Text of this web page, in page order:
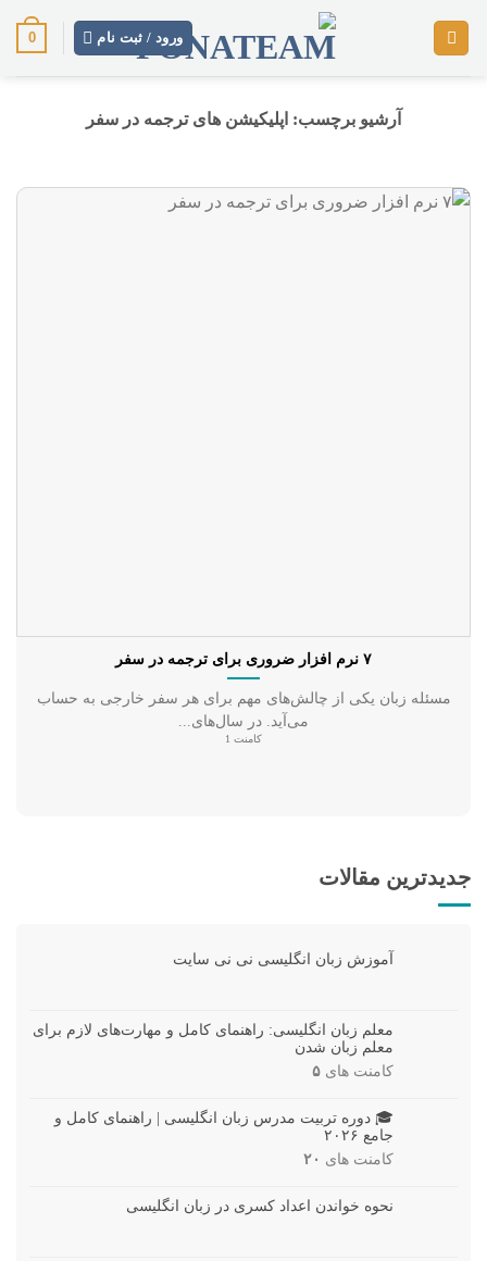
ورود / ثبت نام 0
آرشیو برچسب: اپلیکیشن های ترجمه در سفر
جدیدترین مقالات
آموزش زبان انگلیسی نی نی سایت
معلم زبان انگلیسی: راهنمای کامل و مهارت‌های لازم برای
معلم زبان شدن
کامنت های ۵
🎓 دوره تربیت مدرس زبان انگلیسی | راهنمای کامل و
جامع ۲۰۲۶
کامنت های ۲۰
نحوه خواندن اعداد کسری در زبان انگلیسی
۷ نرم افزار ضروری برای ترجمه در سفر
مسئله زبان یکی از چالش‌های مهم برای هر سفر خارجی به حساب
می‌آید. در سال‌های...
کامنت 1